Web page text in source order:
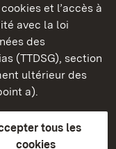
et l’accès à
avec la loi
des
(TTDSG), section
ultérieur des
a).
tous les
cookies
des données